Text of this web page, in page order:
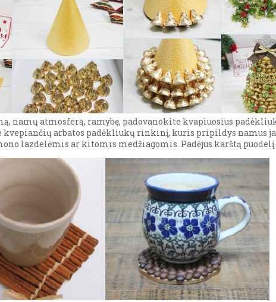
namų atmosferą, ramybę, padovanokite kvapiuosius
kvepiančių arbatos padėkliukų rinkinį, kuris pripildys namus
lazdelėmis ar kitomis medžiagomis. Padėjus karštą